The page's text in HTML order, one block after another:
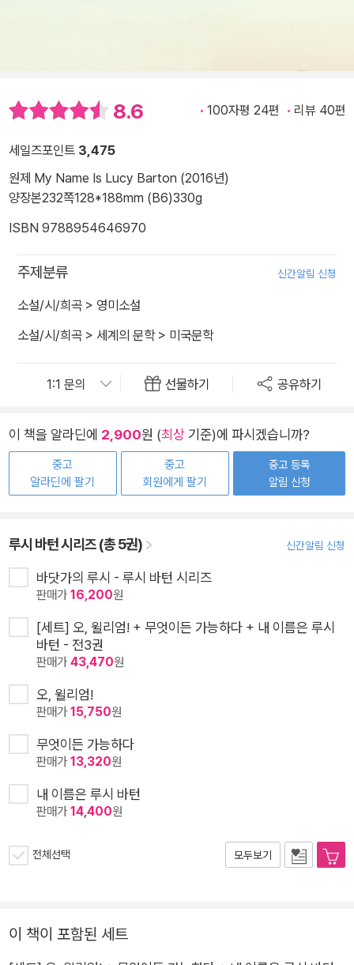
8.6 100자평 24편 리뷰 40편
세일즈포인트 3,475
원제 My Name Is Lucy Barton (2016년)
양장본232쪽128*188mm (B6)330g
ISBN 9788954646970
주제분류 신간알림 신청
소설/시/희곡 > 영미소설
소설/시/희곡 > 세계의 문학> 미국문학
선물하기 공유하기
이 책을 알라딘에 2,900원 (최상 기준)에 파시겠습니까?
중고
알라딘에 팔기
중고
회원에게 팔기
중고 등록
알림 신청
루시 바턴 시리즈 (총 5권) 신간알림 신청
바닷가의 루시 - 루시 바턴 시리즈
판매가16,200원
[세트] 오, 윌리엄! + 무엇이든 가능하다 + 내 이름은 루시
바턴 - 전3권
판매가43,470원
오, 윌리엄!
판매가15,750원
무엇이든 가능하다
판매가13,320원
내 이름은 루시 바턴
판매가14,400원
전체선택 모두보기
이 책이 포함된 세트